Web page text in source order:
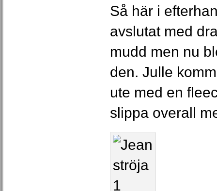
Så här i
avslutat med
mudd men nu
den. Julle
ute med en
slippa overall